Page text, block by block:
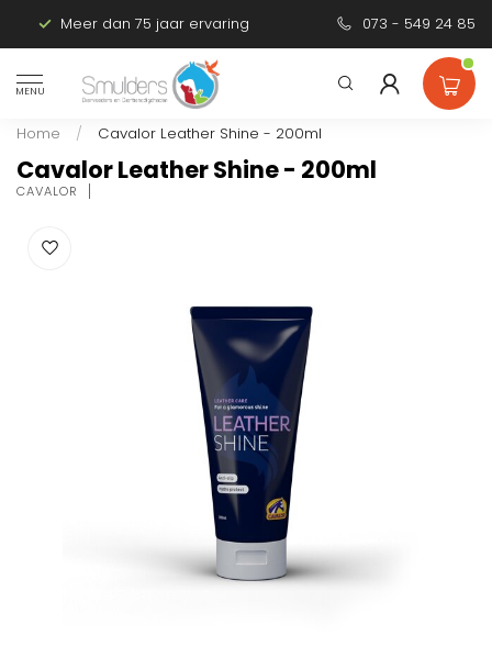
Meer dan 75 jaar ervaring Persoonlijk
073 - 549 24 85
MENU
Home / Cavalor Leather Shine - 200ml
Cavalor Leather Shine - 200ml
CAVALOR